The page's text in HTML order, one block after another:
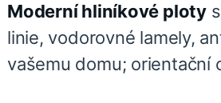
Moderní hliníkové plotys
linie, vodorovné lamely,
vašemu domu; orientační